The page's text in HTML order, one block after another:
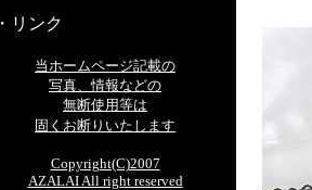
・リンク
当ホームページ記載の
写真、情報などの
無断使用等は
固くお断りいたします
Copyright(C)2007
AZALAI All right reserved